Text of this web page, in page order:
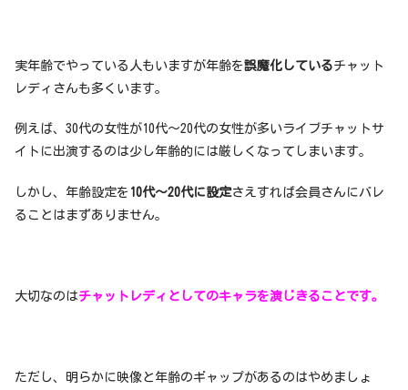
実年齢でやっている人もいますが年齢を誤魔化しているチャット
レディさんも多くいます。
例えば、30代の女性が10代〜20代の女性が多いライブチャットサ
イトに出演するのは少し年齢的には厳しくなってしまいます。
しかし、年齢設定を 10代〜20代に設定さえすれば会員さんにバレ
ることはまずありません。
大切なのはチャットレディとしてのキャラを演じきることです。
ただし、明らかに映像と年齢のギャップがあるのはやめましょ